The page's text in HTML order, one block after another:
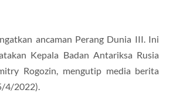
ancaman Perang Dunia III. Ini
Kepala Badan Antariksa Rusia
Rogozin, mengutip media berita
4/2022).